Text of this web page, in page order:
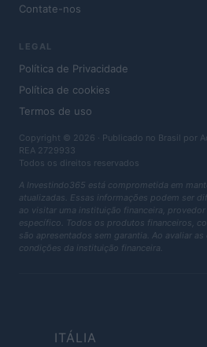
Contate-nos
LEGAL
Política de Privacidade
Política de cookies
Termos de uso
Copyright © 2026 · Publicado no Brasil por
REA 2729933
Todos os direitos reservados
A Investindo365 está comprometida em
atualizadas. Essas informações podem ser
ao visitar uma instituição financeira,
específico. Todos os produtos financeiros,
são apresentados sem garantia. Ao avaliar
condições da instituição financeira.
ITÁLIA